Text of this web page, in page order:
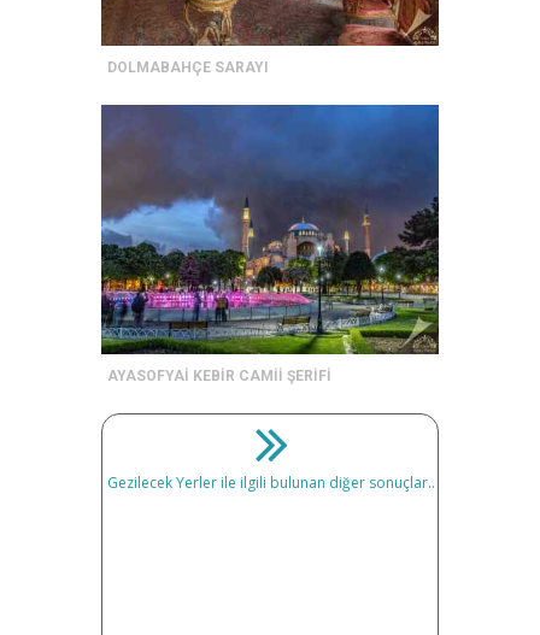
DOLMABAHÇE SARAYI
AYASOFYAİ KEBİR CAMİİ ŞERİFİ
Gezilecek Yerler ile ilgili bulunan diğer sonuçlar..